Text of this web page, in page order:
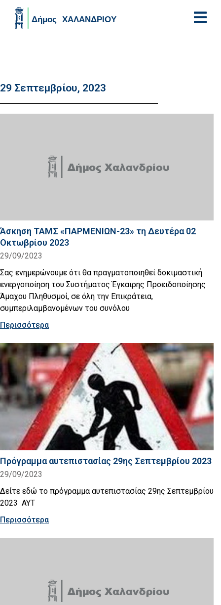
29 Σεπτεμβρίου, 2023
Άσκηση ΤΑΜΣ «ΠΑΡΜΕΝΙΩΝ-23» τη Δευτέρα 02
Οκτωβρίου 2023
29/09/2023
Σας ενημερώνουμε ότι θα πραγματοποιηθεί δοκιμαστική
ενεργοποίηση του Συστήματος Έγκαιρης Προειδοποίησης
Άμαχου Πληθυσμοί, σε όλη την Επικράτεια,
συμπεριλαμβανομένων του συνόλου
Περισσότερα
Πρόγραμμα αυτεπιστασίας 29ης Σεπτεμβρίου 2023
29/09/2023
Δείτε εδώ το πρόγραμμα αυτεπιστασίας 29ης Σεπτεμβρίου
2023 AYT
Περισσότερα